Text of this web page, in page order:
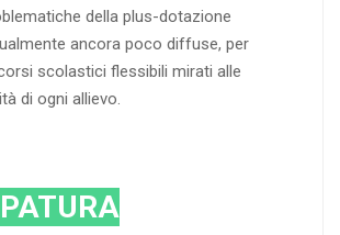
della plus-dotazione
ancora poco diffuse, per
scolastici flessibili mirati alle
di ogni allievo.